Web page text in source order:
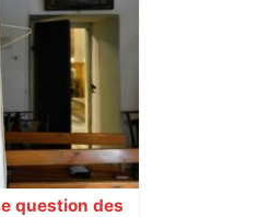
question des